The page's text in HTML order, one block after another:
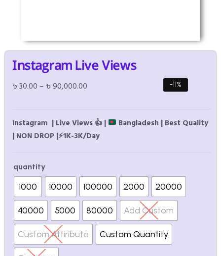
Instagram Live Views
৳30.00 –৳90,000.00 -11%
Instagram | Live Views 👍 |
Bangladesh | Best Quality
| NON DROP |⚡1K-3K/Day
quantity
1000 10000 100000 2000 20000
40000 5000 80000 Add Custom
Custom Attiribute Custom Quantity